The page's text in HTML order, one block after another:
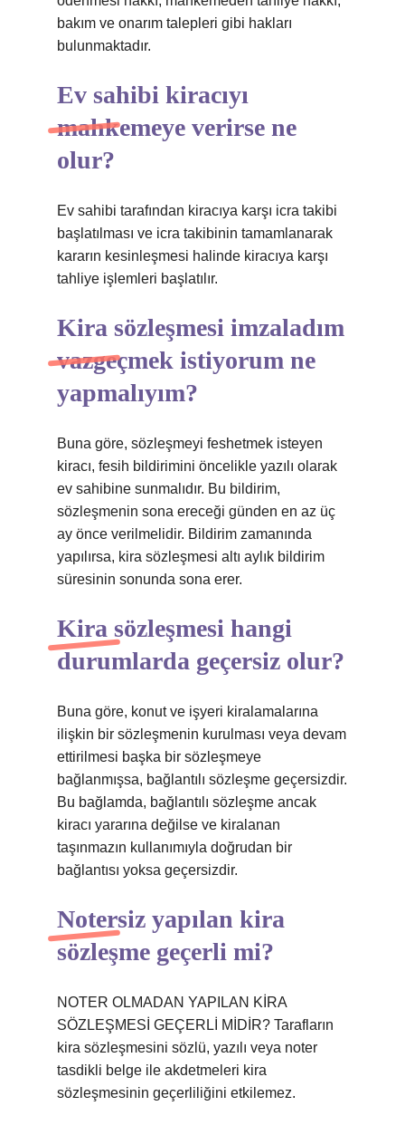
bakım ve onarım talepleri gibi hakları
bulunmaktadır.
Ev sahibi kiracıyı
mahkemeye verirse ne
olur?
Ev sahibi tarafından kiracıya karşı icra takibi
başlatılması ve icra takibinin tamamlanarak
kararın kesinleşmesi halinde kiracıya karşı
tahliye işlemleri başlatılır.
Kira sözleşmesi imzaladım
vazgeçmek istiyorum ne
yapmalıyım?
Buna göre, sözleşmeyi feshetmek isteyen
kiracı, fesih bildirimini öncelikle yazılı olarak
ev sahibine sunmalıdır. Bu bildirim,
sözleşmenin sona ereceği günden en az üç
ay önce verilmelidir. Bildirim zamanında
yapılırsa, kira sözleşmesi altı aylık bildirim
süresinin sonunda sona erer.
Kira sözleşmesi hangi
durumlarda geçersiz olur?
Buna göre, konut ve işyeri kiralamalarına
ilişkin bir sözleşmenin kurulması veya devam
ettirilmesi başka bir sözleşmeye
bağlanmışsa, bağlantılı sözleşme geçersizdir.
Bu bağlamda, bağlantılı sözleşme ancak
kiracı yararına değilse ve kiralanan
taşınmazın kullanımıyla doğrudan bir
bağlantısı yoksa geçersizdir.
Notersiz yapılan kira
sözleşme geçerli mi?
NOTER OLMADAN YAPILAN KİRA
SÖZLEŞMESİ GEÇERLİ MİDİR? Tarafların
kira sözleşmesini sözlü, yazılı veya noter
tasdikli belge ile akdetmeleri kira
sözleşmesinin geçerliliğini etkilemez.